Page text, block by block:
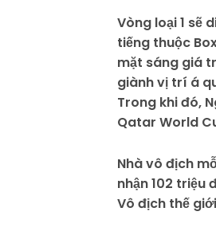
Vòng loại 1 sẽ
tiếng thuộc
mặt sáng giá
giành vị trí á
Trong khi đó,
Qatar World
Nhà vô địch
nhận 102 triệu
Vô địch thế